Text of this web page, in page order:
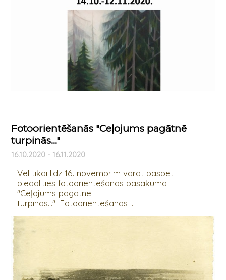
Fotoorientēšanās "Ceļojums pagātnē
turpinās..."
16.10.2020 - 16.11.2020
Vēl tikai līdz 16. novembrim varat paspēt
piedalīties fotoorientēšanās pasākumā
"Ceļojums pagātnē
turpinās...". Fotoorientēšanās ...